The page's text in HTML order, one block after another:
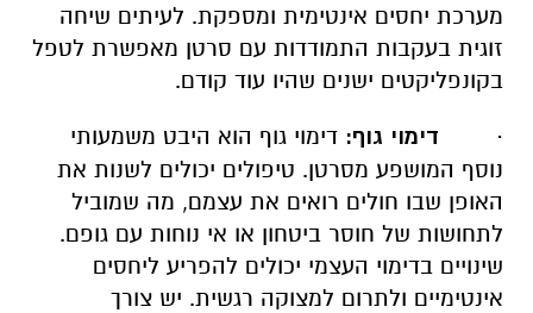
מערכת יחסים אינטימית ומספקת. לעיתים שיחה
זוגית בעקבות התמודדות עם סרטן מאפשרת לטפל
בקונפליקטים ישנים שהיו עוד קודם.
· דימוי גוף: דימוי גוף הוא היבט משמעותי
נוסף המושפע מסרטן. טיפולים יכולים לשנות את
האופן שבו חולים רואים את עצמם, מה שמוביל
לתחושות של חוסר ביטחון או אי נוחות עם גופם.
שינויים בדימוי העצמי יכולים להפריע ליחסים
אינטימיים ולתרום למצוקה רגשית. יש צורך